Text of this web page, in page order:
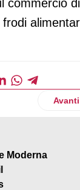
commercio di
Avanti
Moderna